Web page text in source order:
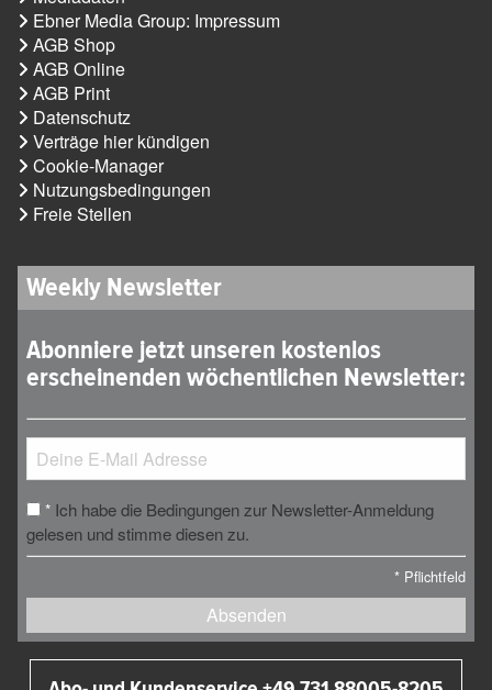
Ebner Media Group: Impressum
AGB Shop
AGB Online
AGB Print
Datenschutz
Verträge hier kündigen
Cookie-Manager
Nutzungsbedingungen
Freie Stellen
Weekly Newsletter
Abonniere jetzt unseren kostenlos
erscheinenden wöchentlichen Newsletter:
* Ich habe die Bedingungen zur Newsletter-Anmeldung
gelesen und stimme diesen zu.
* Pflichtfeld
Absenden